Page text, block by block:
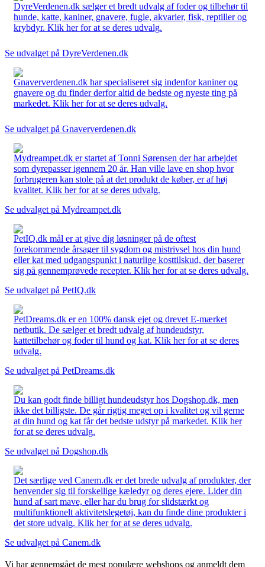
DyreVerdenen.dk sælger et bredt udvalg af foder og tilbehør til
hunde, katte, kaniner, gnavere, fugle, akvarier, fisk, reptiller og
krybdyr. Klik her for at se deres udvalg.
Se udvalget på DyreVerdenen.dk
Gnaververdenen.dk har specialiseret sig indenfor kaniner og
gnavere og du finder derfor altid de bedste og nyeste ting på
markedet. Klik her for at se deres udvalg.
Se udvalget på Gnaververdenen.dk
Mydreampet.dk er startet af Tonni Sørensen der har arbejdet
som dyrepasser igennem 20 år. Han ville lave en shop hvor
forbrugeren kan stole på at det produkt de køber, er af høj
kvalitet. Klik her for at se deres udvalg.
Se udvalget på Mydreampet.dk
PetIQ.dk mål er at give dig løsninger på de oftest
forekommende årsager til sygdom og mistrivsel hos din hund
eller kat med udgangspunkt i naturlige kosttilskud, der baserer
sig på gennemprøvede recepter. Klik her for at se deres udvalg.
Se udvalget på PetIQ.dk
PetDreams.dk er en 100% dansk ejet og drevet E-mærket
netbutik. De sælger et bredt udvalg af hundeudstyr,
kattetilbehør og foder til hund og kat. Klik her for at se deres
udvalg.
Se udvalget på PetDreams.dk
Du kan godt finde billigt hundeudstyr hos Dogshop.dk, men
ikke det billigste. De går rigtig meget op i kvalitet og vil gerne
at din hund og kat får det bedste udstyr på markedet. Klik her
for at se deres udvalg.
Se udvalget på Dogshop.dk
Det særlige ved Canem.dk er det brede udvalg af produkter, der
henvender sig til forskellige kæledyr og deres ejere. Lider din
hund af sart mave, eller har du brug for slidstærkt og
multifunktionelt aktivitetslegetøj, kan du finde dine produkter i
det store udvalg. Klik her for at se deres udvalg.
Se udvalget på Canem.dk
Vi har gennemgået de mest populære webshops og anmeldt dem